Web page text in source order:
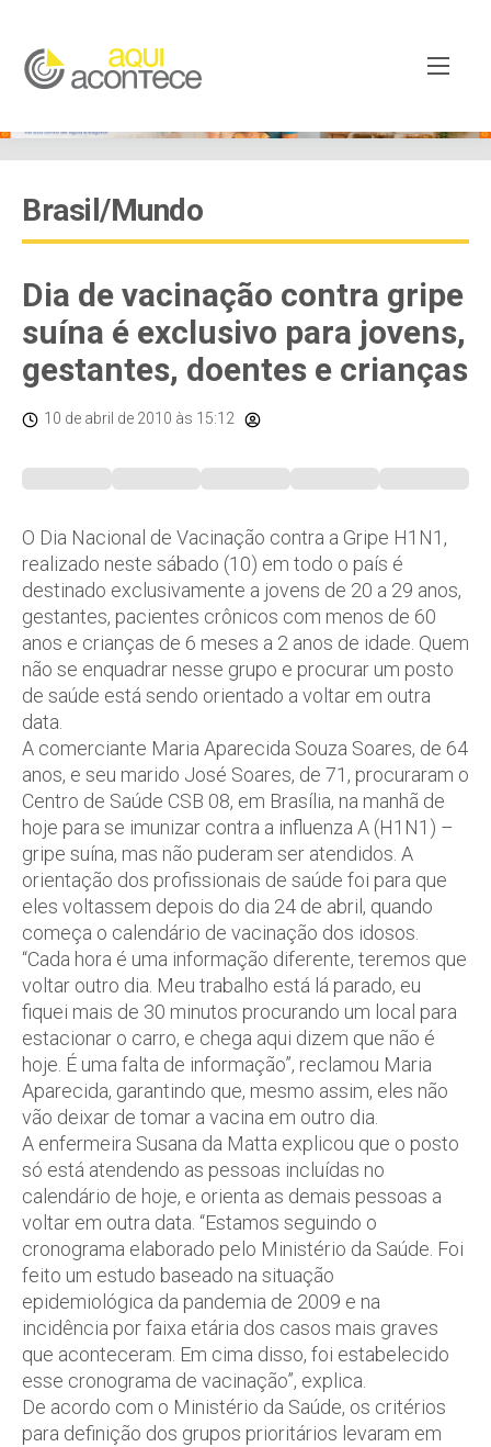
Brasil/Mundo
Dia de vacinação contra gripe
suína é exclusivo para jovens,
gestantes, doentes e crianças
10 de abril de 2010 às 15:12
O Dia Nacional de Vacinação contra a Gripe H1N1,
realizado neste sábado (10) em todo o país é
destinado exclusivamente a jovens de 20 a 29 anos,
gestantes, pacientes crônicos com menos de 60
anos e crianças de 6 meses a 2 anos de idade. Quem
não se enquadrar nesse grupo e procurar um posto
de saúde está sendo orientado a voltar em outra
data.
A comerciante Maria Aparecida Souza Soares, de 64
anos, e seu marido José Soares, de 71, procuraram o
Centro de Saúde CSB 08, em Brasília, na manhã de
hoje para se imunizar contra a influenza A (H1N1) –
gripe suína, mas não puderam ser atendidos. A
orientação dos profissionais de saúde foi para que
eles voltassem depois do dia 24 de abril, quando
começa o calendário de vacinação dos idosos.
“Cada hora é uma informação diferente, teremos que
voltar outro dia. Meu trabalho está lá parado, eu
fiquei mais de 30 minutos procurando um local para
estacionar o carro, e chega aqui dizem que não é
hoje. É uma falta de informação”, reclamou Maria
Aparecida, garantindo que, mesmo assim, eles não
vão deixar de tomar a vacina em outro dia.
A enfermeira Susana da Matta explicou que o posto
só está atendendo as pessoas incluídas no
calendário de hoje, e orienta as demais pessoas a
voltar em outra data. “Estamos seguindo o
cronograma elaborado pelo Ministério da Saúde. Foi
feito um estudo baseado na situação
epidemiológica da pandemia de 2009 e na
incidência por faixa etária dos casos mais graves
que aconteceram. Em cima disso, foi estabelecido
esse cronograma de vacinação”, explica.
De acordo com o Ministério da Saúde, os critérios
para definição dos grupos prioritários levaram em